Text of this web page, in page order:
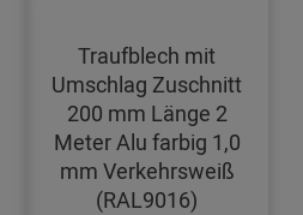
Traufblech mit
Umschlag Zuschnitt
200 mm Länge 2
Meter Alu farbig 1,0
mm Verkehrsweiß
(RAL9016)